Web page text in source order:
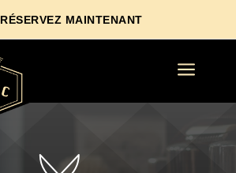
RÉSERVEZ MAINTENANT
a